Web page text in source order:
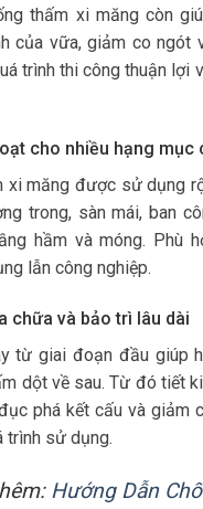
thấm xi măng còn
của vữa, giảm co ngót
trình thi công thuận lợi
cho nhiều hạng mục
xi măng được sử dụng
trong, sàn mái, ban
hầm và móng. Phù
lẫn công nghiệp.
chữa và bảo trì lâu dài
từ giai đoạn đầu giúp
dột về sau. Từ đó tiết
phá kết cấu và giảm
trình sử dụng.
Hướng Dẫn